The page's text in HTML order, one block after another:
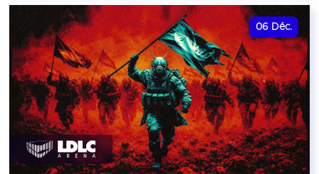
06 Déc.